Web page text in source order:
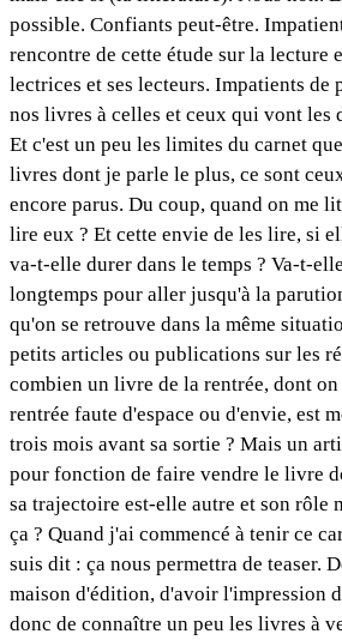
possible. Confiants peut-être.
rencontre de cette étude sur la lecture
lectrices et ses lecteurs. Impatients de
nos livres à celles et ceux qui vont les
Et c'est un peu les limites du carnet
livres dont je parle le plus, ce sont
encore parus. Du coup, quand on me
lire eux ? Et cette envie de les lire, si
va-t-elle durer dans le temps ? Va-t-
longtemps pour aller jusqu'à la
qu'on se retrouve dans la même
petits articles ou publications sur les
combien un livre de la rentrée, dont on
rentrée faute d'espace ou d'envie, est
trois mois avant sa sortie ? Mais un
pour fonction de faire vendre le livre
sa trajectoire est-elle autre et son rôle
ça ? Quand j'ai commencé à tenir ce
suis dit : ça nous permettra de teaser.
maison d'édition, d'avoir l'impression
donc de connaître un peu les livres à